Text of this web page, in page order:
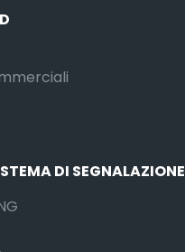
DI SEGNALAZIONE